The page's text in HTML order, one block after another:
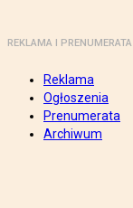
REKLAMA I PRENUMERATA
Reklama
Ogłoszenia
Prenumerata
Archiwum